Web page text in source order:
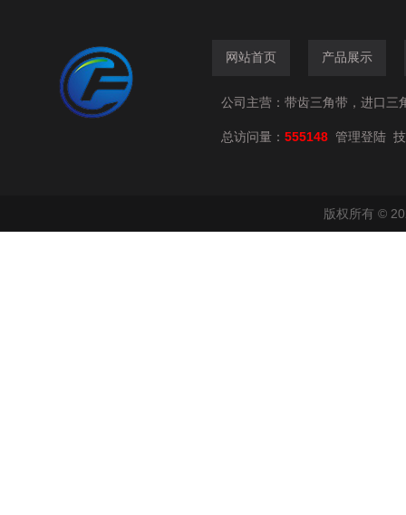
网站首页 产品展示
公司主营：带齿三角带，进口三
总访问量： 555148 管理登陆
版权所有 ©